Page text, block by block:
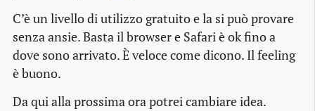
C’è un livello di utilizzo gratuito e la si può provare
senza ansie. Basta il browser e Safari è ok fino a
dove sono arrivato. È veloce come dicono. Il feeling
è buono.
Da qui alla prossima ora potrei cambiare idea.